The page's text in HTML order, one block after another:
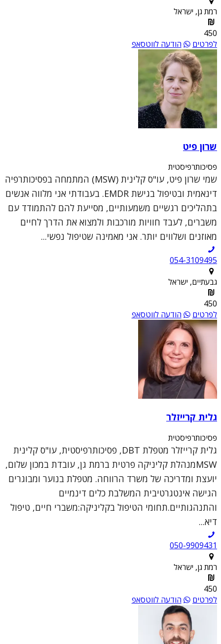
רמת גן, ישראל
450
לפרטים
הודעה לווטסאפ
שרון פיט
פסיכותרפיסטית
שמי שרון פיט, עו"ס קלינית (MSW) המתמחה בפסיכותרפיה
דינאמית ובטיפול בגישת EMDR. בעבודתי אני מלווה אנשים
בתהליכים רגשיים משמעותיים, מסייעת להם להתמודד עם
משברים, לעבד חוויות מורכבות ולמצוא את הדרך לחיים
מאוזנים ושלווים יותר. אני מאמינה שטיפול נפשי...
054-3109495
גבעתיים, ישראל
450
לפרטים
הודעה לווטסאפ
גלית קרייזלר
פסיכותרפיסטית
גלית קרייזלר מטפלת DBT, פסיכותרפיסטית, עו"ס קלינית
MSWמנהלת קליניקה פרטית ברמת גן, עובדת במכון שלום,
יועצת ומדריכה של משרד הרווחה. מטפלת בנוער ומבוגרים
הגישה אינטגרטיבית המשלבת כלים דינמיים
והתנהגותיים.תחומי הטיפול בקליניקה:משברי חיים, טיפול
דיא...
050-9909431
רמת גן, ישראל
450
לפרטים
הודעה לווטסאפ